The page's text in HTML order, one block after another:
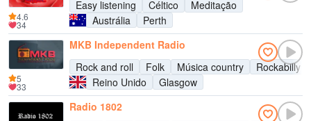
Easy listening
Céltico
Meditação
Austrália
Perth
4.6
34
MKB Independent Radio
Rock and roll
Folk Música country
Rockabilly
Reino Unido
Glasgow
5
33
Radio 1802